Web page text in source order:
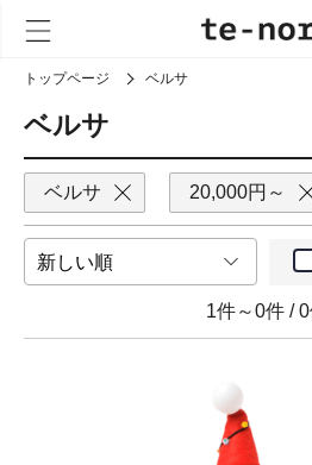
トップページ ベルサ
ベルサ
ベルサ 20,000円～
1件～0件 /